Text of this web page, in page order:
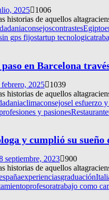
2025
1006
historias de aquellos
consejoscontrastesEgipto
gps fijostartup tecnologica
en Barcelona
febrero, 2025
1039
historias de aquellos
climaconsejosel esfuerzo
y pasionesRestaurante
y cumplió su
septiembre, 2023 900
historias de aquellos
experienciasgraduación
profesoratrabajo como